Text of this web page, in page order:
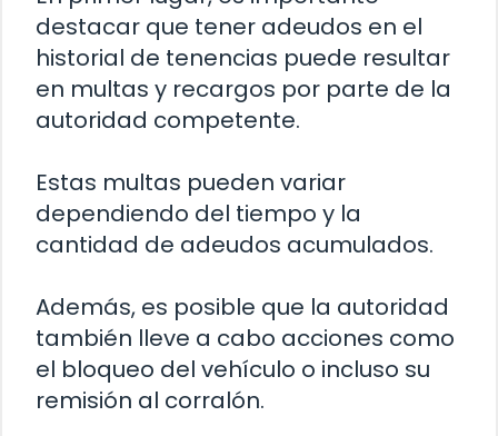
destacar que tener adeudos en el
historial de tenencias puede resultar
en multas y recargos por parte de la
autoridad competente.
Estas multas pueden variar
dependiendo del tiempo y la
cantidad de adeudos acumulados.
Además, es posible que la autoridad
también lleve a cabo acciones como
el bloqueo del vehículo o incluso su
remisión al corralón.